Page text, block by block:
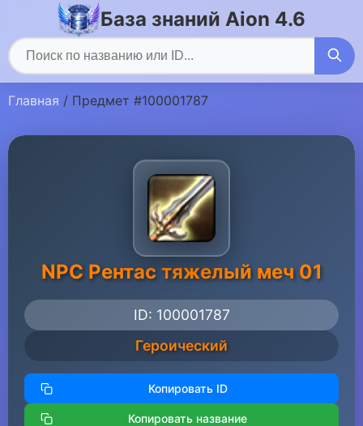
База знаний Aion 4.6
Главная / Предмет #100001787
NPC Рентас тяжелый меч 01
ID: 100001787
Героический
Копировать ID
Копировать название